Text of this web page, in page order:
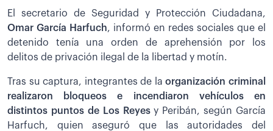
El secretario de Seguridad y Protección Ciudadana,
Omar García Harfuch, informó en redes sociales que el
detenido tenía una orden de aprehensión por los
delitos de privación ilegal de la libertad y motín.
Tras su captura, integrantes de laorganización criminal
realizaron bloqueos e incendiaron vehículos en
distintos puntos de Los Reyesy Peribán, según García
Harfuch, quien aseguró que las autoridades del